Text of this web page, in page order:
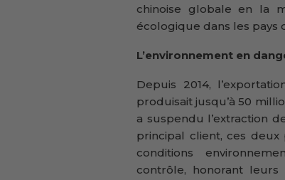
chinoise globale en la
écologique dans les pays
L’environnement en
Depuis 2014,
produisait jusqu’à 50
a suspendu l’extraction
principal client, ces
conditions
contrôle, honorant leurs